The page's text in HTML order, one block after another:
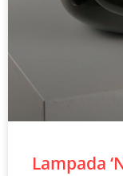
Lampada